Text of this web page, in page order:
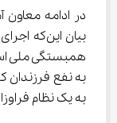
بیان
همبستگی ملی
به نفع
به یک نظام فراوزارتخانه‌ای